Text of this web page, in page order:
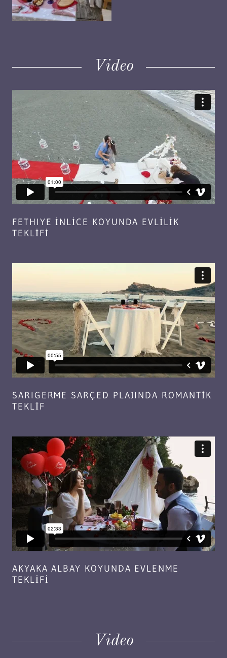
Video
FETHIYE İNLİCE KOYUNDA EVLİLİK
TEKLİFİ
SARIGERME SARÇED PLAJINDA ROMANTİK
TEKLİF
AKYAKA ALBAY KOYUNDA EVLENME
TEKLİFİ
Video